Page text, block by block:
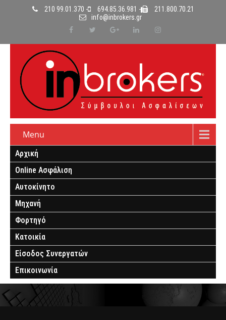
210 99.01.370 - 694.85.36.981 -
211.800.70.21
info@inbrokers.gr
Menu
Αρχική
Online Ασφάλιση
Αυτοκίνητο
Μηχανή
Φορτηγό
Κατοικία
Είσοδος Συνεργατών
Επικοινωνία